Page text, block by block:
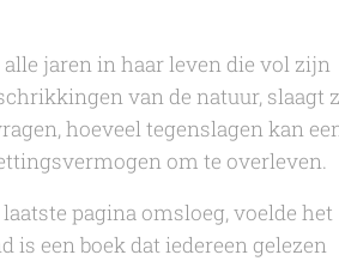
jaren in haar leven die vol zijn
van de natuur, slaagt
hoeveel tegenslagen kan
om te overleven.
pagina omsloeg, voelde het
is een boek dat iedereen gelezen